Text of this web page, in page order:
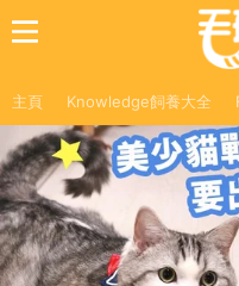
主頁 Knowledge飼養大全